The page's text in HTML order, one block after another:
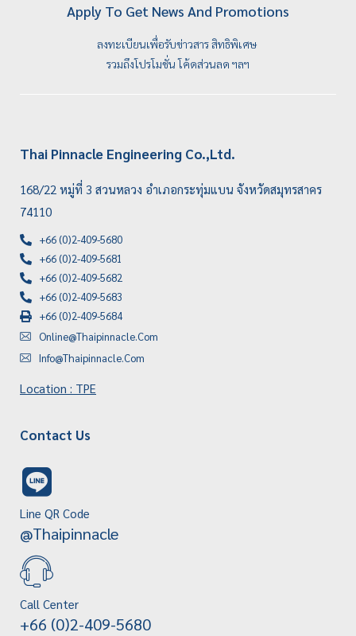
Apply To Get News And Promotions
ลงทะเบียนเพื่อรับข่าวสาร สิทธิพิเศษ
รวมถึงโปรโมชั่น โค้ดส่วนลด ฯลฯ
Thai Pinnacle Engineering Co.,Ltd.
168/22 หมู่ที่ 3 สวนหลวง อำเภอกระทุ่มแบน จังหวัดสมุทรสาคร
74110
+66 (0)2-409-5680
+66 (0)2-409-5681
+66 (0)2-409-5682
+66 (0)2-409-5683
+66 (0)2-409-5684
Online@thaipinnacle.com
Info@thaipinnacle.com
Location : TPE
Contact Us
Line QR Code
@thaipinnacle
Call Center
+66 (0)2-409-5680